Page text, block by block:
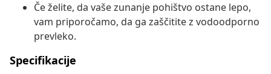
Če želite, da vaše zunanje pohištvo ostane lepo,
vam priporočamo, da ga zaščitite z vodoodporno
prevleko.
Specifikacije